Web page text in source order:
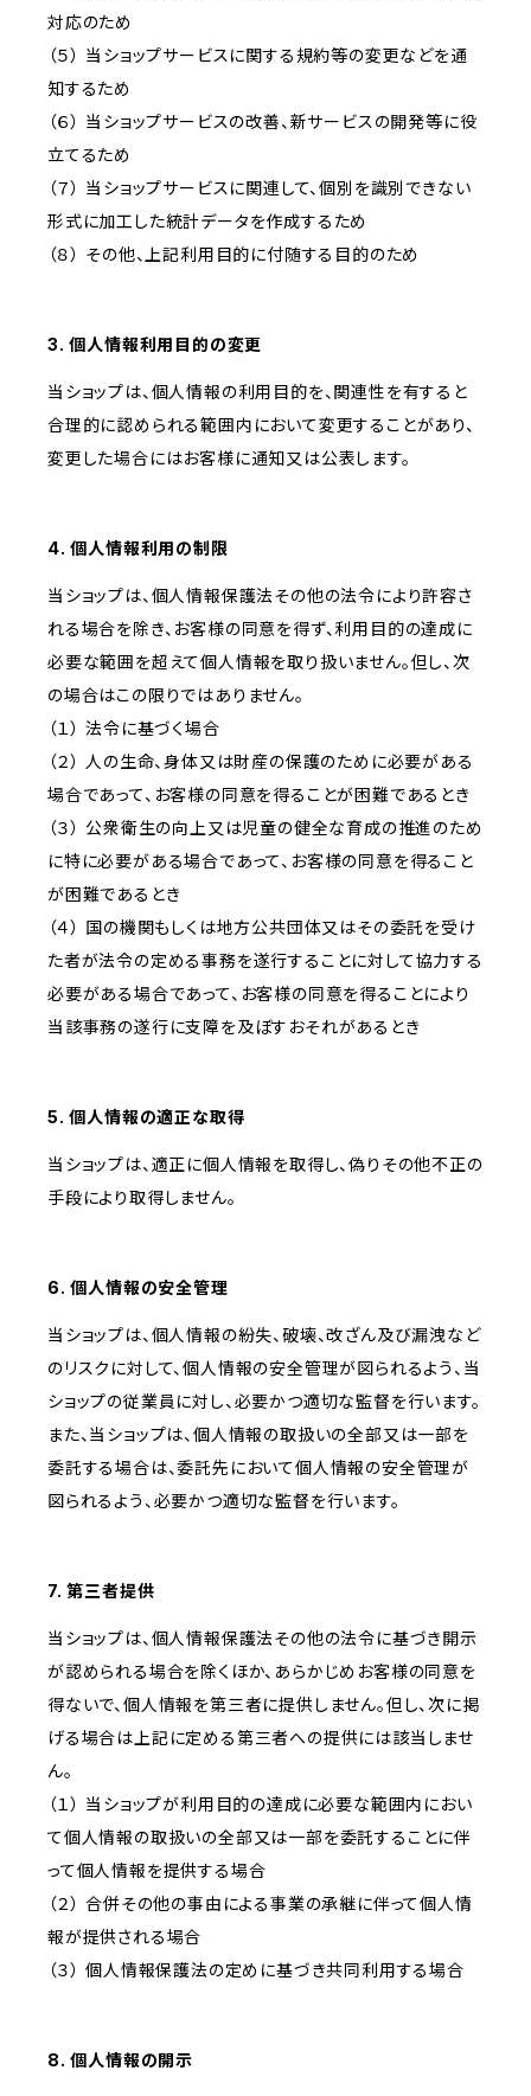
対応のため
（５） 当ショップサービスに関する規約等の変更などを通
知するため
（６） 当ショップサービスの改善、新サービスの開発等に役
立てるため
（７） 当ショップサービスに関連して、個別を識別できない
形式に加工した統計データを作成するため
（８） その他、上記利用目的に付随する目的のため
3. 個人情報利用目的の変更
当ショップは、個人情報の利用目的を、関連性を有すると
合理的に認められる範囲内において変更することがあり、
変更した場合にはお客様に通知又は公表します。
4. 個人情報利用の制限
当ショップは、個人情報保護法その他の法令により許容さ
れる場合を除き、お客様の同意を得ず、利用目的の達成に
必要な範囲を超えて個人情報を取り扱いません。但し、次
の場合はこの限りではありません。
（１） 法令に基づく場合
（２） 人の生命、身体又は財産の保護のために必要がある
場合であって、お客様の同意を得ることが困難であるとき
（３） 公衆衛生の向上又は児童の健全な育成の推進のため
に特に必要がある場合であって、お客様の同意を得ること
が困難であるとき
（４） 国の機関もしくは地方公共団体又はその委託を受け
た者が法令の定める事務を遂行することに対して協力する
必要がある場合であって、お客様の同意を得ることにより
当該事務の遂行に支障を及ぼすおそれがあるとき
5. 個人情報の適正な取得
当ショップは、適正に個人情報を取得し、偽りその他不正の
手段により取得しません。
6. 個人情報の安全管理
当ショップは、個人情報の紛失、破壊、改ざん及び漏洩など
のリスクに対して、個人情報の安全管理が図られるよう、当
ショップの従業員に対し、必要かつ適切な監督を行います。
また、当ショップは、個人情報の取扱いの全部又は一部を
委託する場合は、委託先において個人情報の安全管理が
図られるよう、必要かつ適切な監督を行います。
7. 第三者提供
当ショップは、個人情報保護法その他の法令に基づき開示
が認められる場合を除くほか、あらかじめお客様の同意を
得ないで、個人情報を第三者に提供しません。但し、次に掲
げる場合は上記に定める第三者への提供には該当しませ
ん。
（１） 当ショップが利用目的の達成に必要な範囲内におい
て個人情報の取扱いの全部又は一部を委託することに伴
って個人情報を提供する場合
（２） 合併その他の事由による事業の承継に伴って個人情
報が提供される場合
（３） 個人情報保護法の定めに基づき共同利用する場合
8. 個人情報の開示